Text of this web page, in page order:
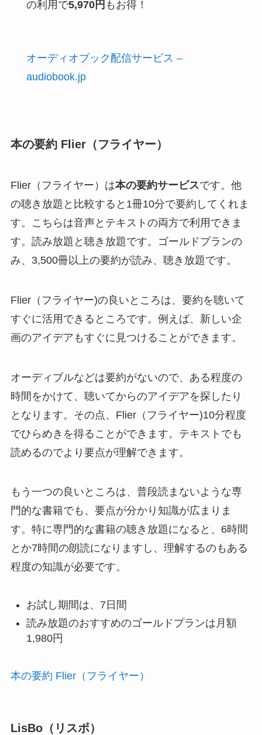
の利用で5,970円 もお得！
オーディオブック配信サービス –
audiobook.jp
本の要約 Flier（フライヤー）
Flier（フライヤー）は本の要約サービスです。他
の聴き放題と比較すると1冊10分で要約してくれま
す。こちらは音声とテキストの両方で利用できま
す。読み放題と聴き放題です。ゴールドプランの
み、3,500冊以上の要約が読み、聴き放題です。
Flier（フライヤー)の良いところは、要約を聴いて
すぐに活用できるところです。例えば、新しい企
画のアイデアもすぐに見つけることができます。
オーディブルなどは要約がないので、ある程度の
時間をかけて、聴いてからのアイデアを探したり
となります。その点、Flier（フライヤー)10分程度
でひらめきを得ることができます。テキストでも
読めるのでより要点が理解できます。
もう一つの良いところは、普段読まないような専
門的な書籍でも、要点が分かり知識が広まりま
す。特に専門的な書籍の聴き放題になると、6時間
とか7時間の朗読になりますし、理解するのもある
程度の知識が必要です。
お試し期間は、7日間
読み放題のおすすめのゴールドプランは月額
1,980円
本の要約 Flier（フライヤー）
LisBo（リスボ）